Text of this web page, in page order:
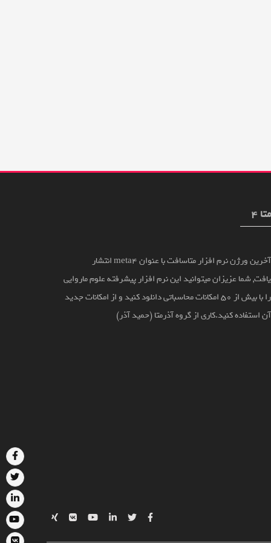
متا 4
آخرین ورژن نرم افزار متاسافت با عنوان meta4 انتشار
یافت, شما عزیزان میتوانید این نرم افزار پیشرفته علوم ماروایی
را با بیش از 50 امکانات محاسباتی دانلود کنید و از امکانات جدید
آن استفاده کنید.کاری از گروه آذرمتا (حمید آذر)